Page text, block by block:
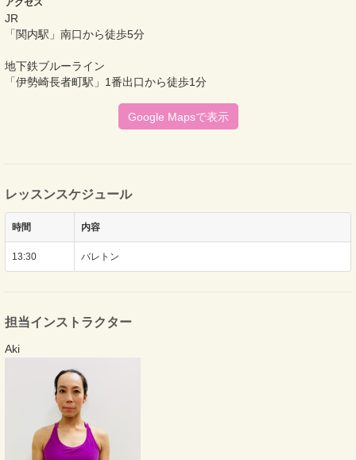
JR
「関内駅」南口から徒歩5分
地下鉄ブルーライン
「伊勢崎長者町駅」1番出口から徒歩1分
Google Mapsで表示
レッスンスケジュール
時間 内容
13:30 バレトン
担当インストラクター
Aki